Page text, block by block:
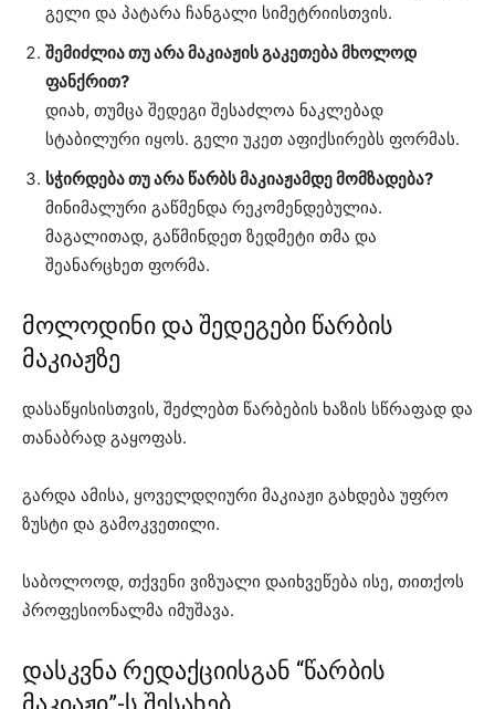
გელი და პატარა ჩანგალი სიმეტრიისთვის.
შემიძლია თუ არა მაკიაჟის გაკეთება მხოლოდ
ფანქრით?
დიახ, თუმცა შედეგი შესაძლოა ნაკლებად
სტაბილური იყოს. გელი უკეთ აფიქსირებს ფორმას.
სჭირდება თუ არა წარბს მაკიაჟამდე მომზადება?
მინიმალური გაწმენდა რეკომენდებულია.
მაგალითად, გაწმინდეთ ზედმეტი თმა და
შეანარცხეთ ფორმა.
მოლოდინი და შედეგები წარბის
მაკიაჟზე
დასაწყისისთვის, შეძლებთ წარბების ხაზის სწრაფად და
თანაბრად გაყოფას.
გარდა ამისა, ყოველდღიური მაკიაჟი გახდება უფრო
ზუსტი და გამოკვეთილი.
საბოლოოდ, თქვენი ვიზუალი დაიხვეწება ისე, თითქოს
პროფესიონალმა იმუშავა.
დასკვნა რედაქციისგან “წარბის